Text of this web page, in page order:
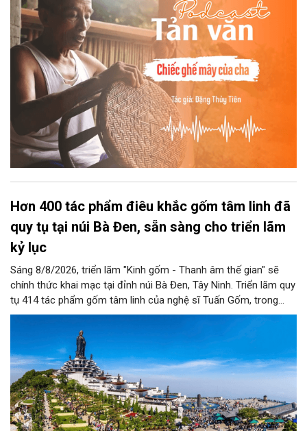
những điệu cười khúc khích.
Hơn 400 tác phẩm điêu khắc gốm tâm linh đã
quy tụ tại núi Bà Đen, sẵn sàng cho triển lãm
kỷ lục
Sáng 8/8/2026, triển lãm "Kinh gốm - Thanh âm thế gian" sẽ
chính thức khai mạc tại đỉnh núi Bà Đen, Tây Ninh. Triển lãm quy
tụ 414 tác phẩm gốm tâm linh của nghệ sĩ Tuấn Gốm, trong
không gian nghệ thuật sắp đặt nghệ thuật trên đỉnh núi quy mô
lớn nhất Việt Nam.